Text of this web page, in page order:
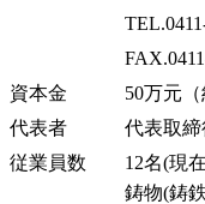
資本金
50万元（
代表者
代表取
従業員数
12名(現
鋳物(鋳